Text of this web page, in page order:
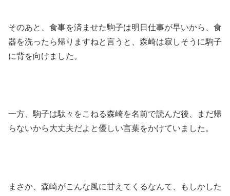
そのあと、食事を済ませた駒子は明日仕事が早いから、食
器を洗ったら帰りますねと言うと、森崎は寂しそうに駒子
に背を向けました。
一方、駒子は駄々をこねる森崎を名前で読んだ後、まだ帰
らないから大丈夫だよと優しい言葉をかけていました。
まさか、森崎がこんな風に甘えてくるなんて、もしかした